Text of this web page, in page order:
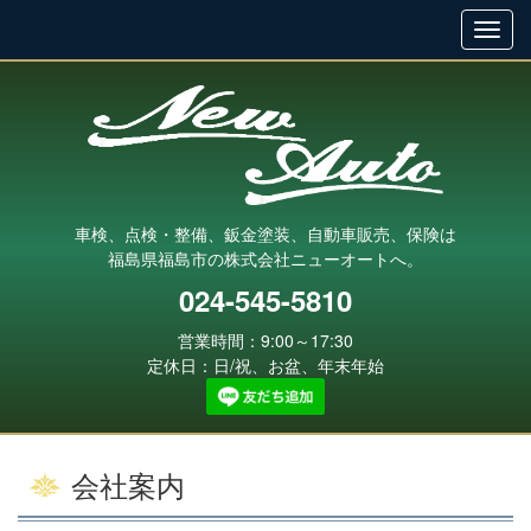
車検、点検・整備、鈑金塗装、自動車販売、保険は
福島県福島市の株式会社ニューオートへ。
024-545-5810
営業時間：9:00～17:30
定休日：日/祝、お盆、年末年始
会社案内